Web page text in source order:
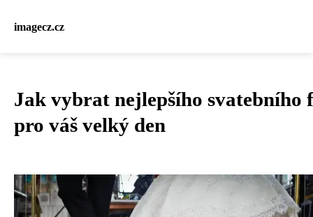
imagecz.cz
Jak vybrat nejlepšího svatebního
pro váš velký den